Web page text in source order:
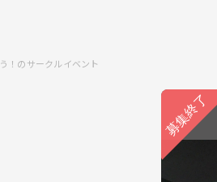
！のサークルイベント